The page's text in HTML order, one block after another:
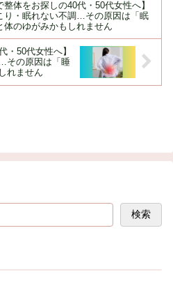
整体をお探しの40代・50代女性へ】
り・眠れない不調…その原因は「眠
体のゆがみかもしれません
・50代女性へ】
その原因は「睡
れません
検索